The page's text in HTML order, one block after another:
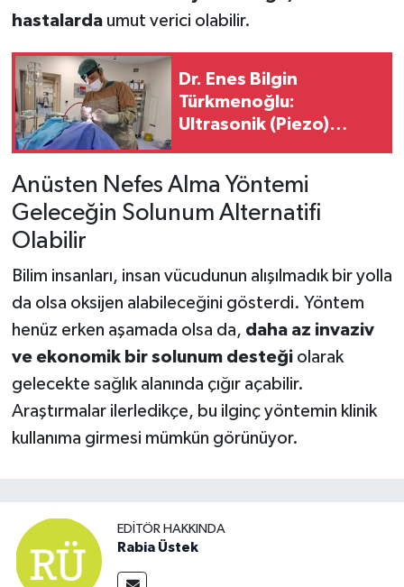
hastalardaumut verici olabilir.
Dr. Enes Bilgin
Türkmenoğlu:
Ultrasonik (Piezo)
Anüsten Nefes Alma Yöntemi
Geleceğin Solunum Alternatifi
Olabilir
Bilim insanları, insan vücudunun alışılmadık bir yolla
da olsa oksijen alabileceğini gösterdi. Yöntem
henüz erken aşamada olsa da, daha az invaziv
ve ekonomik bir solunum desteğiolarak
gelecekte sağlık alanında çığır açabilir.
Araştırmalar ilerledikçe, bu ilginç yöntemin klinik
kullanıma girmesi mümkün görünüyor.
EDITÖR HAKKINDA
Rabia Üstek